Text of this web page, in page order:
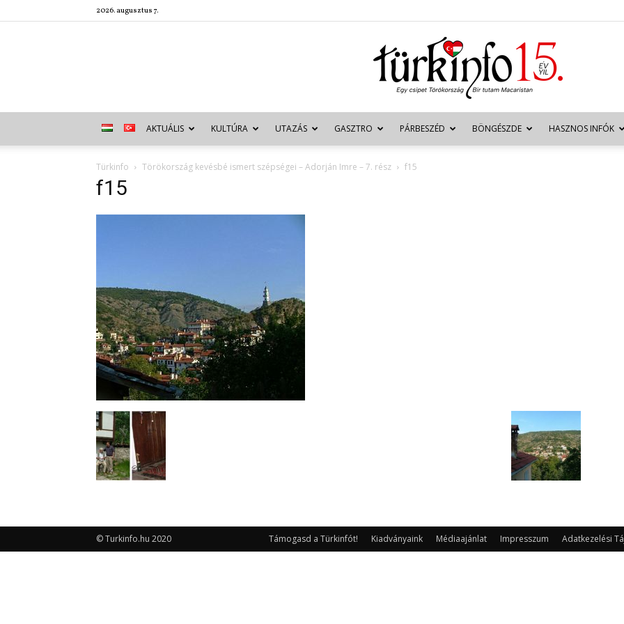
2026. augusztus 7.
Türkinfo
AKTUÁLIS KULTÚRA UTAZÁS GASZTRO PÁRBESZÉD BÖNGÉSZDE HASZNOS INFÓK
Türkinfo Törökország kevésbé ismert szépségei – Adorján Imre – 7. rész f15
f15
Támogasd a Türkinfót! Kiadványaink Médiaajánlat Impresszum Adatkezelési
© Turkinfo.hu 2020